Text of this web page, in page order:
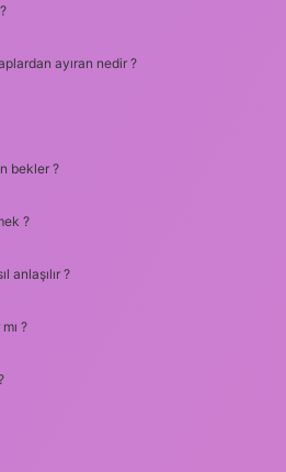
ayıran nedir ?
bekler ?
?
anlaşılır ?
?